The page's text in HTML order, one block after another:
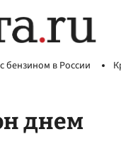
бензином в России
днем